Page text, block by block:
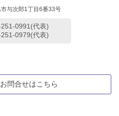
与次郎1丁目6番33号
0991(代表)
0979(代表)
問合せはこちら